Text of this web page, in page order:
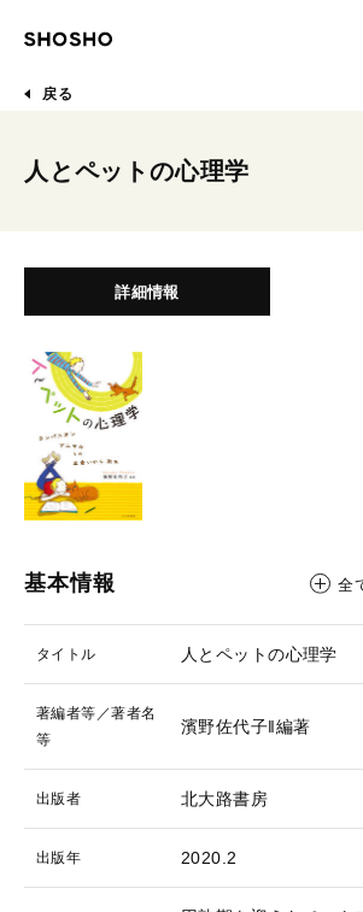
戻る
人とペットの心理学
詳細情報
基本情報 全
タイトル 人とペットの心理学
著編者等／著者名
等
濱野佐代子‖編著
出版者 北大路書房
出版年 2020.2